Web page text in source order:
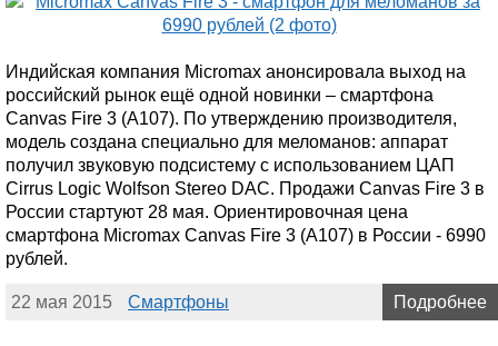
Индийская компания Micromax анонсировала выход на
российский рынок ещё одной новинки – смартфона
Canvas Fire 3 (A107). По утверждению производителя,
модель создана специально для меломанов: аппарат
получил звуковую подсистему с использованием ЦАП
Cirrus Logic Wolfson Stereo DAC. Продажи Canvas Fire 3 в
России стартуют 28 мая. Ориентировочная цена
смартфона Micromax Canvas Fire 3 (A107) в России - 6990
рублей.
22 мая 2015 Смартфоны Подробнее